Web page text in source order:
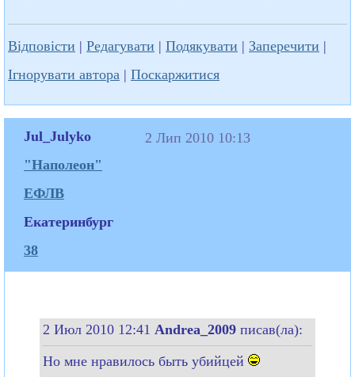
Відповісти | Редагувати | Подякувати | Заперечити |
Ігнорувати автора | Поскаржитися
Jul_Julyko
"Наполеон"
ЕФЛВ
Екатеринбург
38
2 Лип 2010 10:13
2 Июл 2010 12:41 Andrea_2009 писав(ла):
Но мне нравилось быть убийцей